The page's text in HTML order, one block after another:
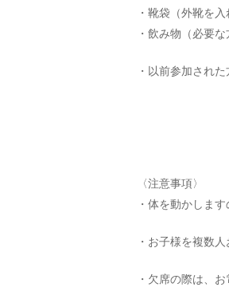
・靴袋（外靴を入
・飲み物（必要
・以前参加され
〈注意事項〉
・体を動かしま
・お子様を複数
・欠席の際は、